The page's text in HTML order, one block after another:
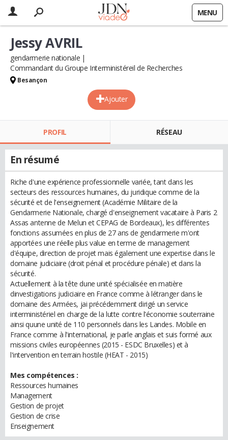
MENU
Ajouter
Jessy AVRIL
gendarmerie nationale
Commandant du Groupe Interministéreil de Recherches
Besançon
PROFIL RÉSEAU
En résumé
Riche d'une expérience professionnelle variée, tant dans les
secteurs des ressources humaines, du juridique comme de la
sécurité et de l'enseignement (Académie Militaire de la
Gendarmerie Nationale, chargé d'enseignement vacataire à Paris 2
Assas antenne de Melun et CEPAG de Bordeaux), les différentes
fonctions assumées en plus de 27 ans de gendarmerie m'ont
apportées une réelle plus value en terme de management
d'équipe, direction de projet mais également une expertise dans le
domaine judiciaire (droit pénal et procédure pénale) et dans la
sécurité.
Actuellement à la tête dune unité spécialisée en matière
dinvestigations judiciaire en France comme à létranger dans le
domaine des Armées, jai précédemment dirigé un service
interministériel en charge de la lutte contre l'économie souterraine
ainsi quune unité de 110 personnels dans les Landes. Mobile en
France comme à l'international, je parle anglais et suis formé aux
missions civiles européennes (2015 - ESDC Bruxelles) et à
l'intervention en terrain hostile (HEAT - 2015)
Mes compétences :
Ressources humaines
Management
Gestion de projet
Gestion de crise
Enseignement